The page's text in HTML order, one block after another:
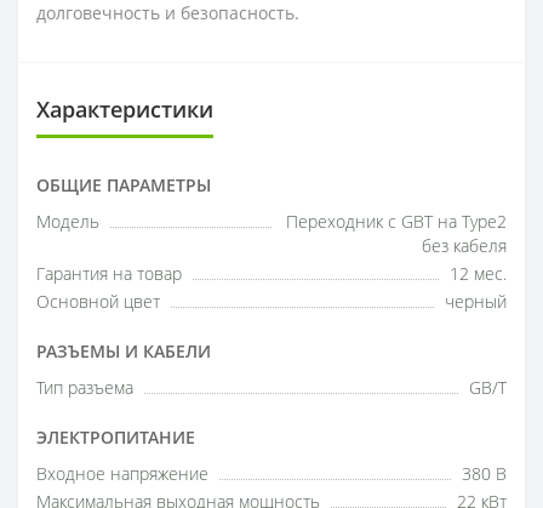
долговечность и безопасность.
Характеристики
ОБЩИЕ ПАРАМЕТРЫ
Модель
Переходник с GBT на Type2
без кабеля
Гарантия на товар
12 мес.
Основной цвет
черный
РАЗЪЕМЫ И КАБЕЛИ
Тип разъема GB/T
ЭЛЕКТРОПИТАНИЕ
Входное напряжение
380 В
Максимальная выходная мощность
22 кВт